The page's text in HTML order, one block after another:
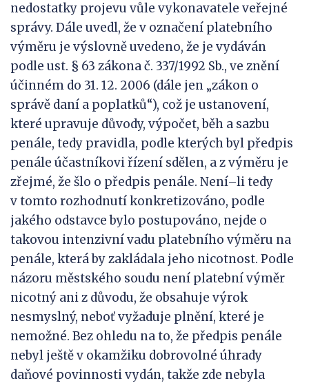
nedostatky projevu vůle vykonavatele veřejné
správy. Dále uvedl, že v označení platebního
výměru je výslovně uvedeno, že je vydáván
podle ust. § 63 zákona č. 337/1992 Sb., ve znění
účinném do 31. 12. 2006 (dále jen „zákon o
správě daní a poplatků“), což je ustanovení,
které upravuje důvody, výpočet, běh a sazbu
penále, tedy pravidla, podle kterých byl předpis
penále účastníkovi řízení sdělen, a z výměru je
zřejmé, že šlo o předpis penále. Není–li tedy
v tomto rozhodnutí konkretizováno, podle
jakého odstavce bylo postupováno, nejde o
takovou intenzivní vadu platebního výměru na
penále, která by zakládala jeho nicotnost. Podle
názoru městského soudu není platební výměr
nicotný ani z důvodu, že obsahuje výrok
nesmyslný, neboť vyžaduje plnění, které je
nemožné. Bez ohledu na to, že předpis penále
nebyl ještě v okamžiku dobrovolné úhrady
daňové povinnosti vydán, takže zde nebyla